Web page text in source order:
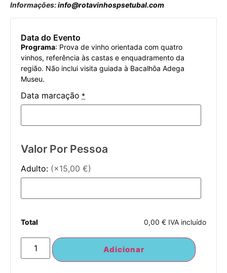
Informações:info@rotavinhospsetubal.com
Data do Evento
Programa: Prova de vinho orientada com quatro
vinhos, referência às castas e enquadramento da
região. Não inclui visita guiada à Bacalhôa Adega
Museu.
Data marcação *
Valor Por Pessoa
Adulto: (×15,00 €)
Total 0,00 € IVA incluído
Adicionar